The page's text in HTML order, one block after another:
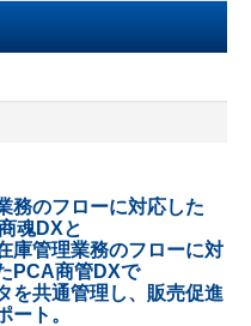
務のフローに対応した
魂DXと
庫管理業務のフローに対
PCA商管DXで
を共通管理し、販売促進
ート。